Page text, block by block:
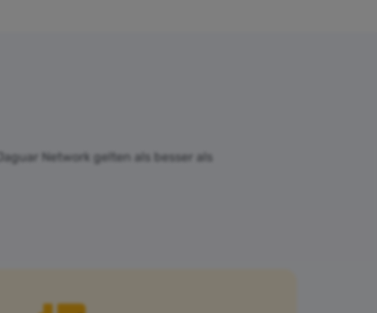
Network gelten als besser als